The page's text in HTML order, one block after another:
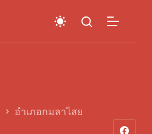
อำเภอกมลาไสย